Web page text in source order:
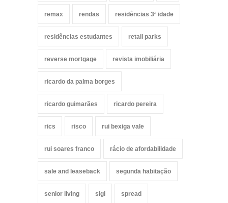
remax rendas residências 3ª idade
residências estudantes retail parks
reverse mortgage revista imobiliária
ricardo da palma borges
ricardo guimarães ricardo pereira
rics risco rui bexiga vale
rui soares franco rácio de afordabilidade
sale and leaseback segunda habitação
senior living sigi spread